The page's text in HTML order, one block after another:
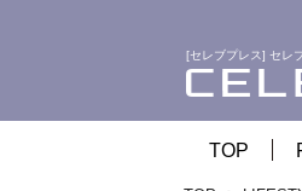
[セレブプレス] セレ
TOP